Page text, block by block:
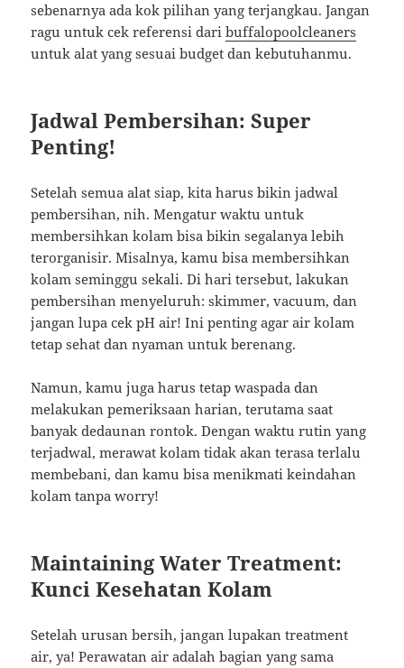
sebenarnya ada kok pilihan yang terjangkau. Jangan
ragu untuk cek referensi daribuffalopoolcleaners
untuk alat yang sesuai budget dan kebutuhanmu.
Jadwal Pembersihan: Super
Penting!
Setelah semua alat siap, kita harus bikin jadwal
pembersihan, nih. Mengatur waktu untuk
membersihkan kolam bisa bikin segalanya lebih
terorganisir. Misalnya, kamu bisa membersihkan
kolam seminggu sekali. Di hari tersebut, lakukan
pembersihan menyeluruh: skimmer, vacuum, dan
jangan lupa cek pH air! Ini penting agar air kolam
tetap sehat dan nyaman untuk berenang.
Namun, kamu juga harus tetap waspada dan
melakukan pemeriksaan harian, terutama saat
banyak dedaunan rontok. Dengan waktu rutin yang
terjadwal, merawat kolam tidak akan terasa terlalu
membebani, dan kamu bisa menikmati keindahan
kolam tanpa worry!
Maintaining Water Treatment:
Kunci Kesehatan Kolam
Setelah urusan bersih, jangan lupakan treatment
air, ya! Perawatan air adalah bagian yang sama